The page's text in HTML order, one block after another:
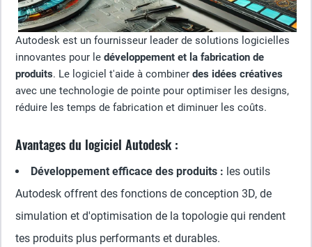
Autodesk est un fournisseur leader de solutions logicielles
innovantes pour le développement et la fabrication de
produits. Le logiciel t'aide à combiner des idées créatives
avec une technologie de pointe pour optimiser les designs,
réduire les temps de fabrication et diminuer les coûts.
Avantages du logiciel Autodesk :
Développement efficace des produits : les outils
Autodesk offrent des fonctions de conception 3D, de
simulation et d'optimisation de la topologie qui rendent
tes produits plus performants et durables.